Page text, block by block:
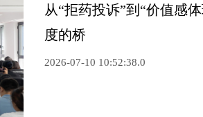
从“拒药投诉”到“价值感
度的桥
2026-07-10 10:52:38.0